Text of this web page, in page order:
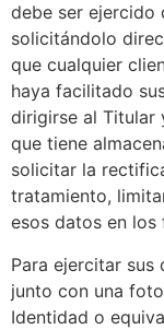
debe ser ejercido
solicitándolo
que cualquier
haya facilitado
dirigirse al Titular
que tiene
solicitar la
tratamiento,
esos datos en los
Para ejercitar sus
junto con una
Identidad o